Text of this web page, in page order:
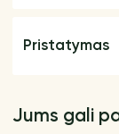
Pristatymas
Jums gali